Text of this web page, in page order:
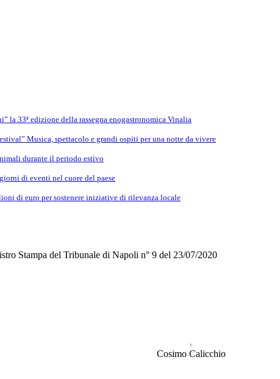
la 33ª edizione della rassegna enogastronomica Vinalia
Musica, spettacolo e grandi ospiti per una notte da vivere
durante il periodo estivo
di eventi nel cuore del paese
di euro per sostenere iniziative di rilevanza locale
Stampa del Tribunale di Napoli n° 9 del 23/07/2020
Cosimo Calicchio